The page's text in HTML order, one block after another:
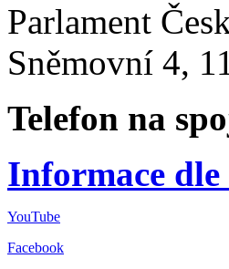
Parlament
Sněmovní 4,
Telefon na
Informace dle
YouTube
Facebook